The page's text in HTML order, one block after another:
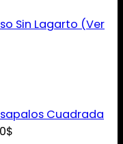
Sin Lagarto (Ver
Cuadrada
$